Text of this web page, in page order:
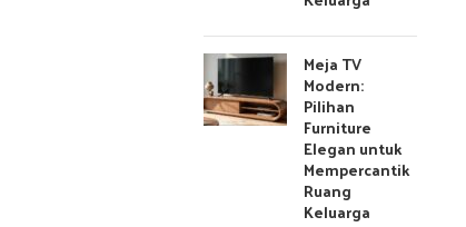
Meja TV
Modern:
Pilihan
Furniture
Elegan untuk
Mempercantik
Ruang
Keluarga